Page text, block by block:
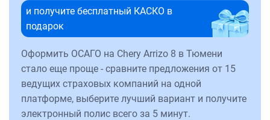
и получите бесплатный КАСКО в
подарок
Оформить ОСАГО на Chery Arrizo 8 в Тюмени
стало еще проще - сравните предложения от 15
ведущих страховых компаний на одной
платформе, выберите лучший вариант и получите
электронный полис всего за 5 минут.